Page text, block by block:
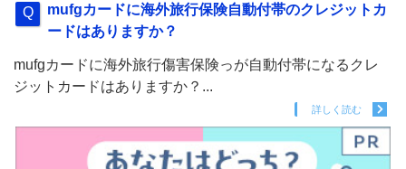
mufgカードに海外旅行保険自動付帯のクレジットカ
ードはありますか？
mufgカードに海外旅行傷害保険っが自動付帯になるクレ
ジットカードはありますか？...
詳しく読む